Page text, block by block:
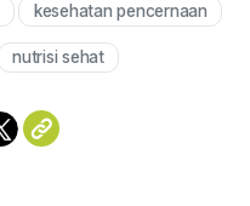
Mute
kesehatan pencernaan
nutrisi sehat